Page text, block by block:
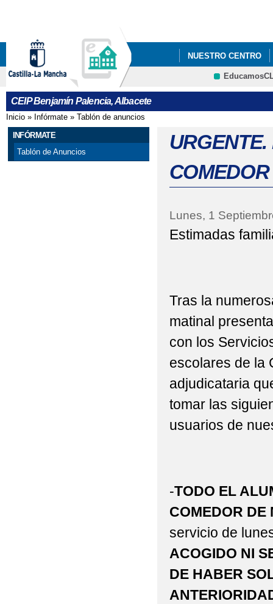
NUESTRO CENTRO
BLOG DE CENTRO
CEIP Benjamín Palencia, Albacete
Se encuentra usted aquí
Inicio » Infórmate » Tablón de anuncios
INFÓRMATE
Tablón de Anuncios
Lunes, 1
Estimadas
Tras la
matinal
con los
escolares de la
adjudicataria
tomar las
usuarios de
-TODO EL
COMEDOR DE
servicio de
ACOGIDO NI
DE HABER